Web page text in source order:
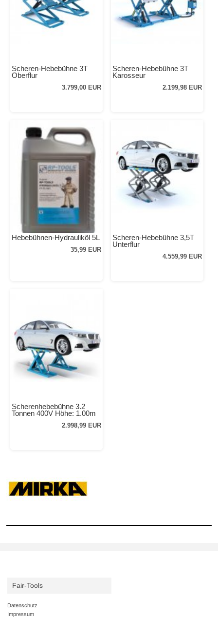
Scheren-Hebebühne 3T
Oberflur
3.799,00 EUR
Scheren-Hebebühne 3T
Karosseur
2.199,98 EUR
Hebebühnen-Hydrauliköl 5L
35,99 EUR
Scheren-Hebebühne 3,5T
Unterflur
4.559,99 EUR
Scherenhebebühne 3.2
Tonnen 400V Höhe: 1.00m
2.998,99 EUR
Fair-Tools
Datenschutz
Impressum